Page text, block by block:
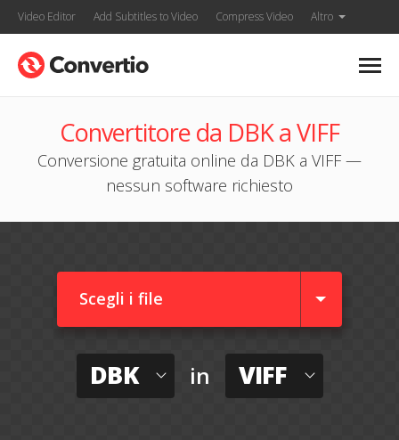
Video Editor Add Subtitles to Video Compress Video Altro
Convertitore da DBK a VIFF
Conversione gratuita online da DBK a VIFF —
nessun software richiesto
Scegli i file
DBK in VIFF